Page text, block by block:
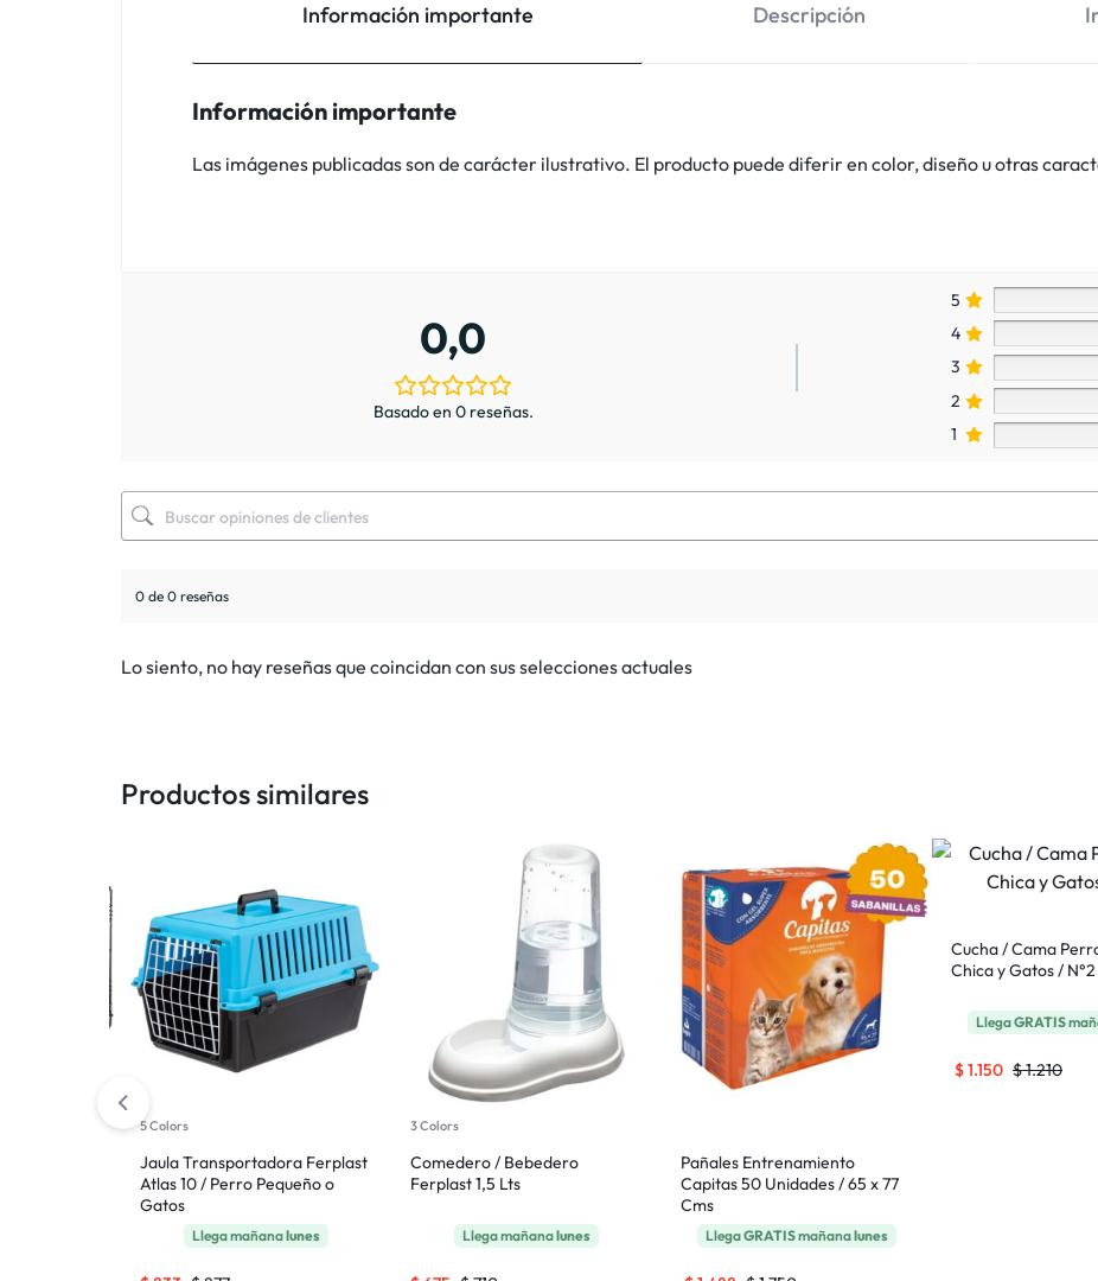
Información importante Descripción
Información importante
Las imágenes publicadas son de carácter ilustrativo. El producto puede diferir en color, diseño u otras
0,0
Basado en 0 reseñas.
5
4
3
2
1
0 de 0 reseñas
Lo siento, no hay reseñas que coincidan con sus selecciones actuales
Productos similares
5 Colors
Jaula Transportadora Ferplast
Atlas 10 / Perro Pequeño o
Gatos
Llega mañanalunes
3 Colors
Comedero / Bebedero
Ferplast 1,5 Lts
Llega mañanalunes
Pañales Entrenamiento
Capitas 50 Unidades / 65 x 77
Cms
LlegaGRATISmañanalunes
Cucha / Cama
Chica y Gatos / N°2
LlegaGRATIS
$1.210
$1.150